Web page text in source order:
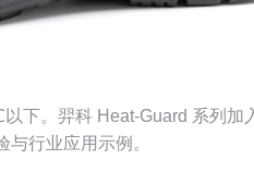
下。羿科 Heat-Guard 系列加
行业应用示例。